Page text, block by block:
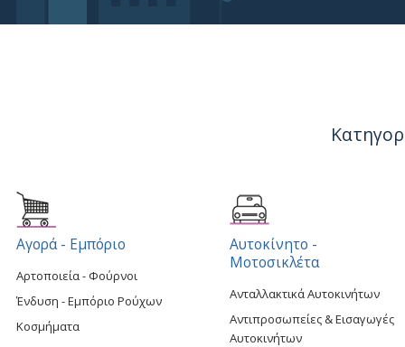
Αγορά - Εμπόριο
Αρτοποιεία - Φούρνοι
Ένδυση - Εμπόριο Ρούχων
Κοσμήματα
Αυτοκίνητο -
Μοτοσικλέτα
Ανταλλακτικά Αυτοκινήτων
Αντιπροσωπείες & Εισαγωγές
Αυτοκινήτων